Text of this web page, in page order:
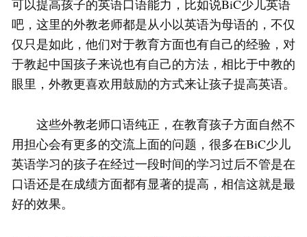
可以提高孩子的英语口语能力，比如说BiC少儿英语
吧，这里的外教老师都是从小以英语为母语的，不仅
仅只是如此，他们对于教育方面也有自己的经验，对
于教起中国孩子来说也有自己的方法，相比于中教的
眼里，外教更喜欢用鼓励的方式来让孩子提高英语。
这些外教老师口语纯正，在教育孩子方面自然不
用担心会有更多的交流上面的问题，很多在BiC少儿
英语学习的孩子在经过一段时间的学习过后不管是在
口语还是在成绩方面都有显著的提高，相信这就是最
好的效果。